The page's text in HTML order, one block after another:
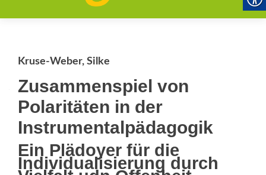
Kruse-Weber, Silke
Zusammenspiel von
Polaritäten in der
Instrumentalpädagogik
Ein Plädoyer für die
Individualisierung durch